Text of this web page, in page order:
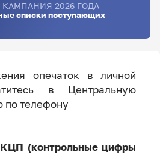
2026 ГОДА
списки поступающих
опечаток в личной
в Центральную
по телефону
(контрольные цифры